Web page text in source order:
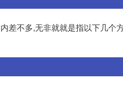
差不多,无非就就是指以下几个